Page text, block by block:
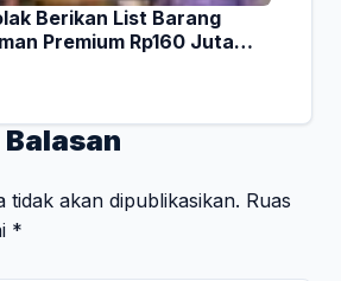
Berikan List Barang
Premium Rp160 Juta
Komisi I DPRD Bali
tidak akan dipublikasikan. Ruas
*